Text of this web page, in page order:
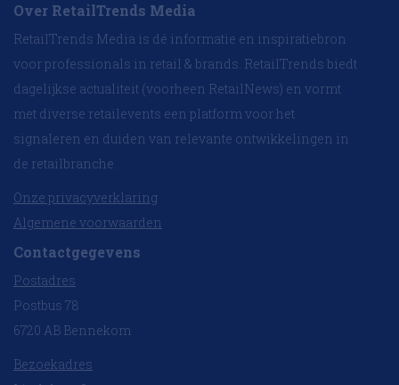
Over RetailTrends Media
RetailTrends Media is dé informatie en inspiratiebron
voor professionals in retail & brands. RetailTrends biedt
dagelijkse actualiteit (voorheen RetailNews) en vormt
met diverse retailevents een platform voor het
signaleren en duiden van relevante ontwikkelingen in
de retailbranche.
Onze privacyverklaring
Algemene voorwaarden
Contactgegevens
Postadres
Postbus 78
6720 AB Bennekom
Bezoekadres